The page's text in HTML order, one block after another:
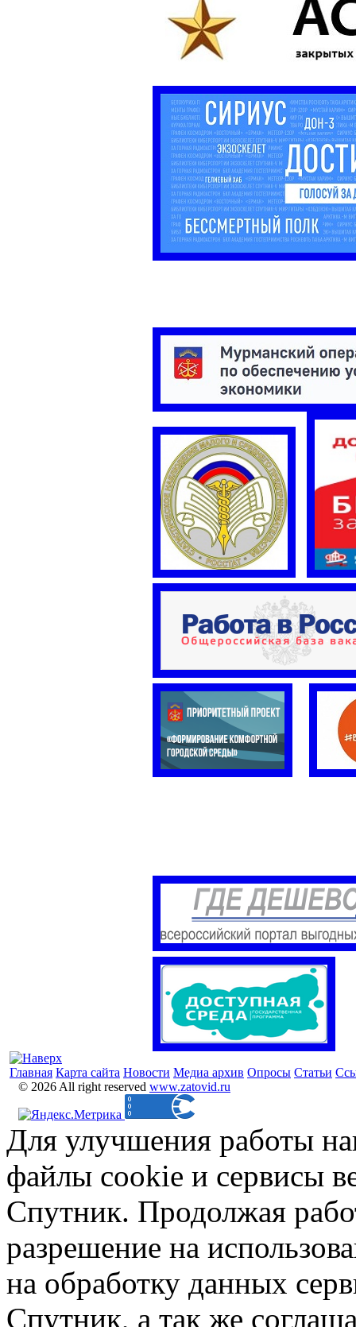
Главная Карта сайта Новости Медиа архив Опросы Статьи
© 2026 All right reserved www.zatovid.ru
Для улучшения работы
файлы cookie и сервисы
Спутник. Продолжая
разрешение на
на обработку данных
Спутник, а так же